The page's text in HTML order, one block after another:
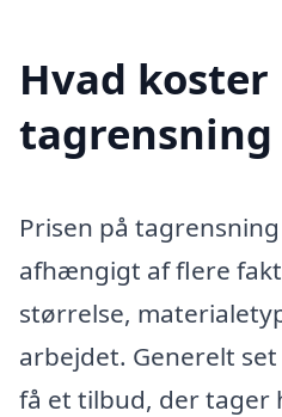
Hvad koster
tagrensning
Prisen på
afhængigt af flere
størrelse,
arbejdet. Generelt
få et tilbud, der tager